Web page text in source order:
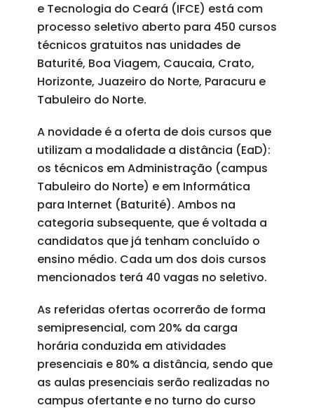
e Tecnologia do Ceará (IFCE) está com
processo seletivo aberto para 450 cursos
técnicos gratuitos nas unidades de
Baturité, Boa Viagem, Caucaia, Crato,
Horizonte, Juazeiro do Norte, Paracuru e
Tabuleiro do Norte.
A novidade é a oferta de dois cursos que
utilizam a modalidade a distância (EaD):
os técnicos em Administração (campus
Tabuleiro do Norte) e em Informática
para Internet (Baturité). Ambos na
categoria subsequente, que é voltada a
candidatos que já tenham concluído o
ensino médio. Cada um dos dois cursos
mencionados terá 40 vagas no seletivo.
As referidas ofertas ocorrerão de forma
semipresencial, com 20% da carga
horária conduzida em atividades
presenciais e 80% a distância, sendo que
as aulas presenciais serão realizadas no
campus ofertante e no turno do curso